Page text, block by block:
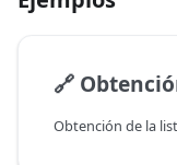
🔗 Obtención de
Obtención de la